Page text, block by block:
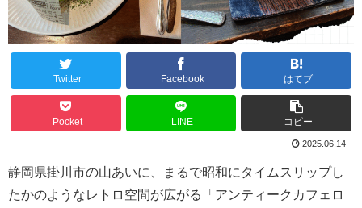
Twitter Facebook はてブ
Pocket LINE コピー
2025.06.14
静岡県掛川市の山あいに、まるで昭和にタイムスリップし
たかのようなレトロ空間が広がる「アンティークカフェロ